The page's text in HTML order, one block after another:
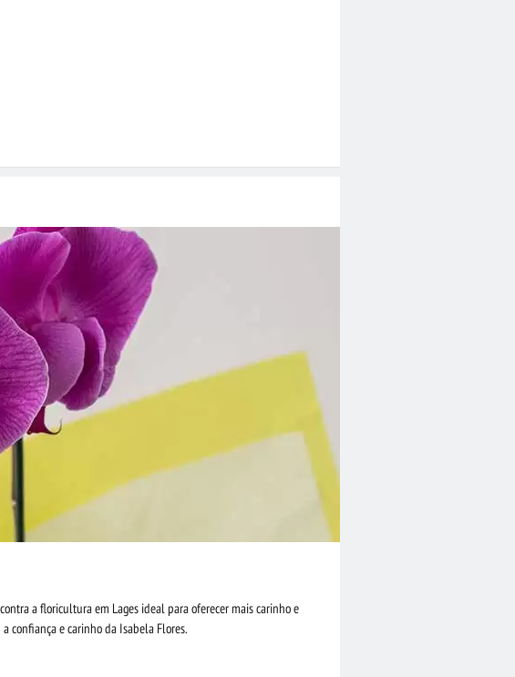
a floricultura em Lages ideal para oferecer mais carinho e
confiança e carinho da Isabela Flores.